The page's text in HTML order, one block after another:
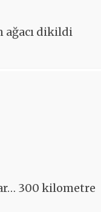
ağacı dikildi
300 kilometre